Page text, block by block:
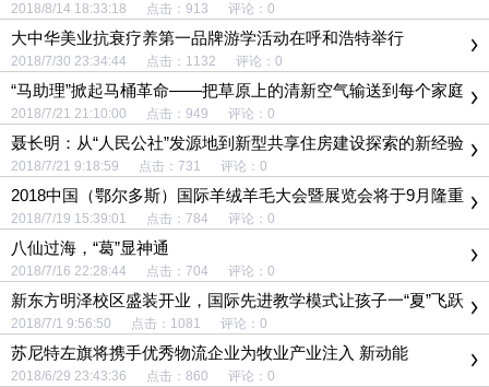
2018/8/14 18:33:18 点击：913 评论：0
大中华美业抗衰疗养第一品牌游学活动在呼和浩特举行
2018/7/30 23:34:44 点击：1132 评论：0
“马助理”掀起马桶革命——把草原上的清新空气输送到每个家庭
2018/7/21 21:10:00 点击：949 评论：0
聂长明：从“人民公社”发源地到新型共享住房建设探索的新经验
2018/7/21 9:18:59 点击：731 评论：0
2018中国（鄂尔多斯）国际羊绒羊毛大会暨展览会将于9月隆重
召开
2018/7/19 15:39:01 点击：784 评论：0
八仙过海，“葛”显神通
2018/7/16 22:28:44 点击：704 评论：0
新东方明泽校区盛装开业，国际先进教学模式让孩子一“夏”飞跃
2018/7/1 9:56:50 点击：1081 评论：0
苏尼特左旗将携手优秀物流企业为牧业产业注入 新动能
2018/6/29 23:43:36 点击：860 评论：0